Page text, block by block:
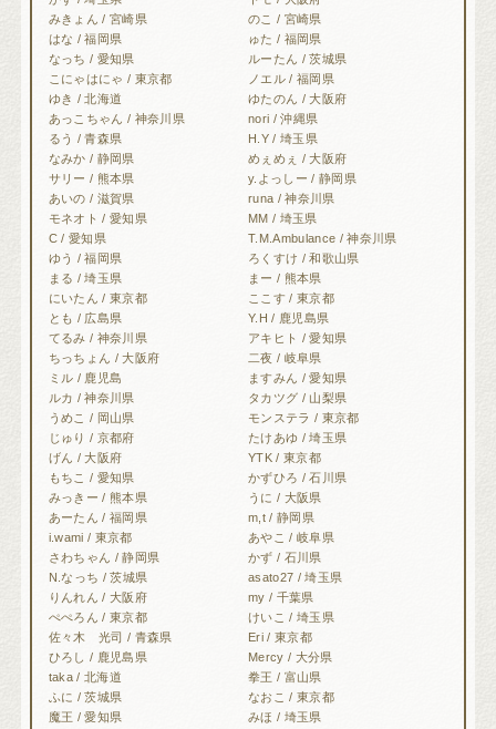
みきょん / 宮崎県
のこ / 宮崎県
はな / 福岡県
ゅた / 福岡県
なっち / 愛知県
ルーたん / 茨城県
こにゃはにゃ / 東京都
ノエル / 福岡県
ゆき / 北海道
ゆたのん / 大阪府
あっこちゃん / 神奈川県
nori / 沖縄県
るう / 青森県
H.Y / 埼玉県
なみか / 静岡県
めぇめぇ / 大阪府
サリー / 熊本県
y.よっしー / 静岡県
あいの / 滋賀県
runa / 神奈川県
モネオト / 愛知県
MM / 埼玉県
C / 愛知県
T.M.Ambulance / 神奈川県
ゆう / 福岡県
ろくすけ / 和歌山県
まる / 埼玉県
まー / 熊本県
にいたん / 東京都
ここす / 東京都
とも / 広島県
Y.H / 鹿児島県
てるみ / 神奈川県
アキヒト / 愛知県
ちっちょん / 大阪府
二夜 / 岐阜県
ミル / 鹿児島
ますみん / 愛知県
ルカ / 神奈川県
タカツグ / 山梨県
うめこ / 岡山県
モンステラ / 東京都
じゅり / 京都府
たけあゆ / 埼玉県
げん / 大阪府
YTK / 東京都
もちこ / 愛知県
かずひろ / 石川県
みっきー / 熊本県
うに / 大阪県
あーたん / 福岡県
m,t / 静岡県
i.wami / 東京都
あやこ / 岐阜県
さわちゃん / 静岡県
かず / 石川県
N.なっち / 茨城県
asato27 / 埼玉県
りんれん / 大阪府
my / 千葉県
ぺぺろん / 東京都
けいこ / 埼玉県
佐々木 光司 / 青森県
Eri / 東京都
ひろし / 鹿児島県
Mercy / 大分県
taka / 北海道
拳王 / 富山県
ふに / 茨城県
なおこ / 東京都
魔王 / 愛知県
みほ / 埼玉県